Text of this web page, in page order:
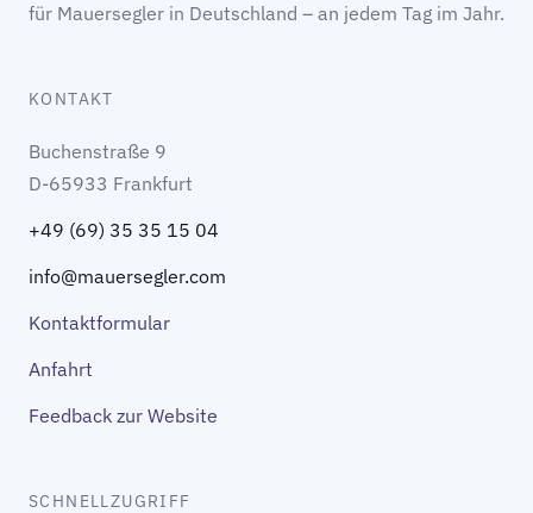
für Mauersegler in Deutschland – an jedem Tag im Jahr.
KONTAKT
Buchenstraße 9
D-65933 Frankfurt
+49 (69) 35 35 15 04
info@mauersegler.com
Kontaktformular
Anfahrt
Feedback zur Website
SCHNELLZUGRIFF